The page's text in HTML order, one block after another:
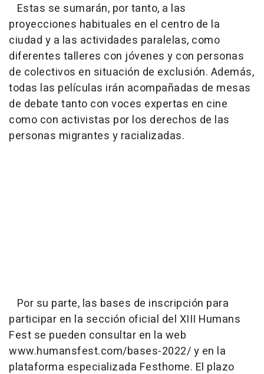
Estas se sumarán, por tanto, a las
proyecciones habituales en el centro de la
ciudad y a las actividades paralelas, como
diferentes talleres con jóvenes y con personas
de colectivos en situación de exclusión. Además,
todas las películas irán acompañadas de mesas
de debate tanto con voces expertas en cine
como con activistas por los derechos de las
personas migrantes y racializadas.
Por su parte, las bases de inscripción para
participar en la sección oficial del XIII Humans
Fest se pueden consultar en la web
www.humansfest.com/bases-2022/ y en la
plataforma especializada Festhome. El plazo